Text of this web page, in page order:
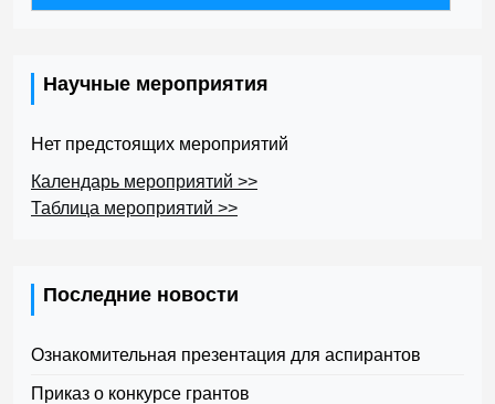
Научные мероприятия
Нет предстоящих мероприятий
Календарь мероприятий >>
Таблица мероприятий >>
Последние новости
Ознакомительная презентация для аспирантов
Приказ о конкурсе грантов